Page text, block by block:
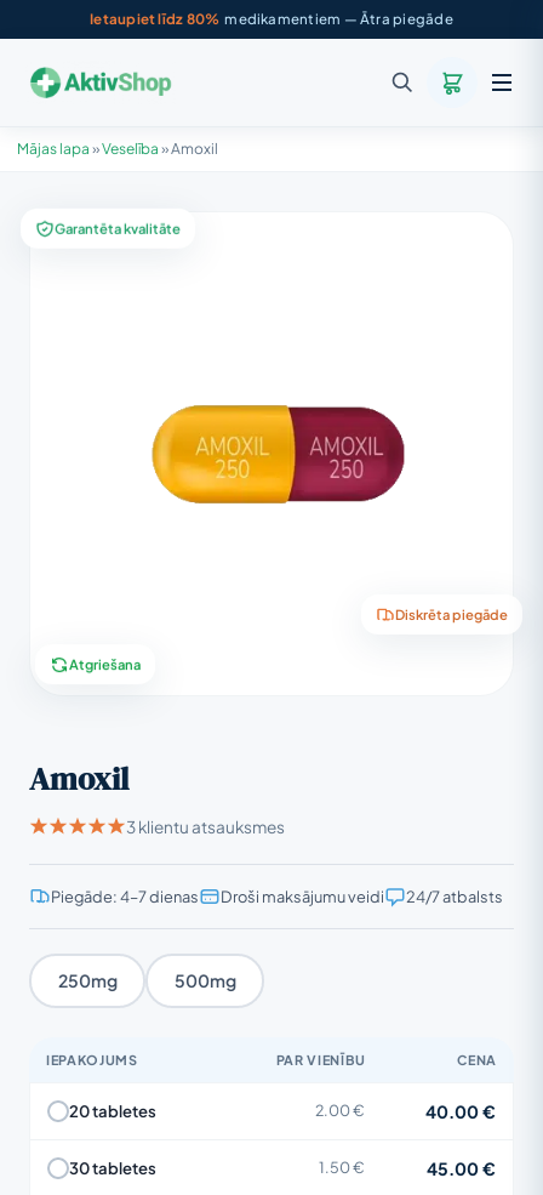
Ietaupiet līdz 80% medikamentiem — Ātra piegāde
Mājas lapa »Veselība »Amoxil
Garantēta kvalitāte
Diskrēta piegāde
Atgriešana
Amoxil
3 klientu atsauksmes
Piegāde: 4–7 dienas Droši maksājumu veidi 24/7 atbalsts
250mg 500mg
IEPAKOJUMS PAR VIENĪBU CENA
20 tabletes 2.00 € 40.00 €
30 tabletes 1.50 € 45.00 €